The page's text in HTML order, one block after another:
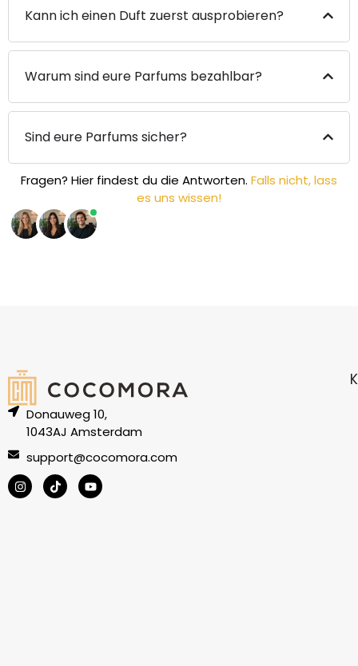
Kann ich einen Duft zuerst ausprobieren?
Warum sind eure Parfums bezahlbar?
Sind eure Parfums sicher?
Fragen? Hier findest du die Antworten. Falls nicht, lass
es uns wissen!
Donauweg 10,
1043AJ Amsterdam
support@cocomora.com